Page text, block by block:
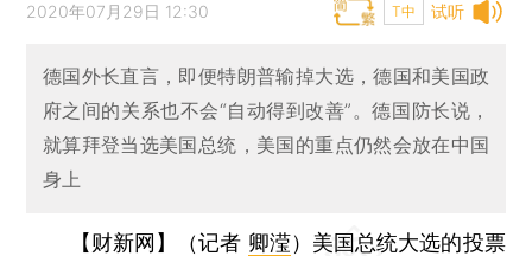
试听
2020年07月29日 12:30 T中
德国外长直言，即便特朗普输掉大选，德国和美国政
府之间的关系也不会“自动得到改善”。德国防长说，
就算拜登当选美国总统，美国的重点仍然会放在中国
身上
【财新网】（记者 卿滢） 美国总统大选的投票